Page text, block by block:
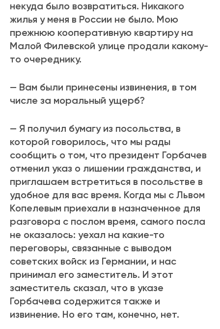
некуда было возвратиться. Никакого
жилья у меня в России не было. Мою
прежнюю кооперативную квартиру на
Малой Филевской улице продали какому-
то очереднику.
— Вам были принесены извинения, в том
числе за моральный ущерб?
— Я получил бумагу из посольства, в
которой говорилось, что мы рады
сообщить о том, что президент Горбачев
отменил указ о лишении гражданства, и
приглашаем встретиться в посольстве в
удобное для вас время. Когда мы с Львом
Копелевым приехали в назначенное для
разговора с послом время, самого посла
не оказалось: уехал на какие-то
переговоры, связанные с выводом
советских войск из Германии, и нас
принимал его заместитель. И этот
заместитель сказал, что в указе
Горбачева содержится также и
извинение. Но его там, конечно, нет.